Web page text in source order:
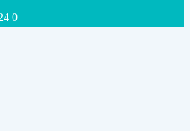
0